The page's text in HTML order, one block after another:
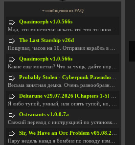
+ сообщения из FAQ
Quasimorph v1.0.566s
Мда, эти монеточки искать это что-то новое в сфере
The Last Starship v26d
Пощупал, часов на 10. Отправил корабль в другую Га
Quasimorph v1.0.566s
Какие еще монетки? Что за чущь, дайте нормально ск
Probably Stolen - Cyberpunk Pawnshop Simulator v048c [Playtest]
Весьма занятная демка. Очень разнообразные механик
Deltarune v29.07.2026 [Chapters 1-5] / + RUS [Chapters 1-5]
Я либо тупой, умный, или опять тупой, но, вроде я
Ostranauts v1.0.0.7a
Свежий перевод с инструкцией по установкеhttps://g
Sir, We Have an Orc Problem v05.08.2026
Пару недель назад я бомбил по поводу изменения мин